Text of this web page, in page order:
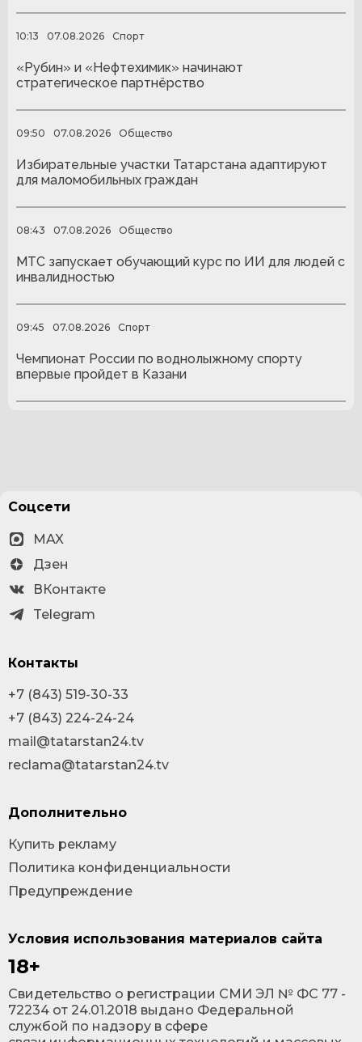
10:13 07.08.2026 Спорт
«Рубин» и «Нефтехимик» начинают
стратегическое партнёрство
09:50 07.08.2026 Общество
Избирательные участки Татарстана адаптируют
для маломобильных граждан
08:43 07.08.2026 Общество
МТС запускает обучающий курс по ИИ для людей с
инвалидностью
09:45 07.08.2026 Спорт
Чемпионат России по воднолыжному спорту
впервые пройдет в Казани
Условия использования материалов сайта
18+
Cвидетельство о регистрации СМИ ЭЛ № ФС 77 -
72234 от 24.01.2018 выдано Федеральной
службой по надзору в сфере
Соцсети
MAX
Дзен
ВКонтакте
Telegram
Контакты
+7 (843) 519-30-33
+7 (843) 224-24-24
mail@tatarstan24.tv
reclama@tatarstan24.tv
Дополнительно
Купить рекламу
Политика конфиденциальности
Предупреждение